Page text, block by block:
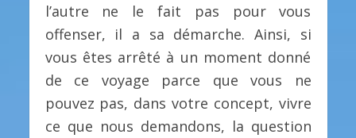
l’autre ne le fait pas pour vous
offenser, il a sa démarche. Ainsi, si
vous êtes arrêté à un moment donné
de ce voyage parce que vous ne
pouvez pas, dans votre concept, vivre
ce que nous demandons, la question